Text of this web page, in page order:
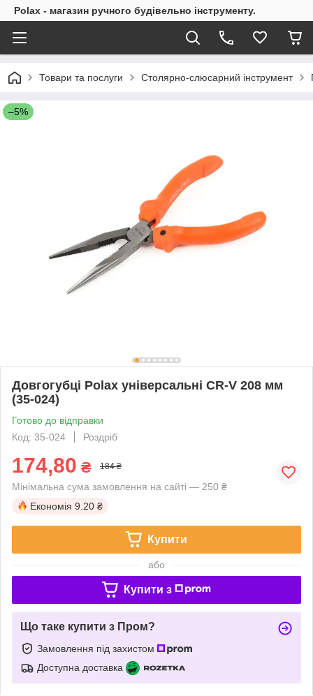
Polax - магазин ручного будівельно інструменту.
Товари та послуги Столярно-слюсарний інструмент
–5%
Довгогубці Polax універсальні CR-V 208 мм
(35-024)
Готово до відправки
Код: 35-024
Роздріб
174,80 ₴ 184 ₴
Мінімальна сума замовлення на сайті — 250 ₴
Економія 9.20 ₴
Купити
або
Купити з
Що таке купити з Пром?
Замовлення під захистом
Доступна доставка